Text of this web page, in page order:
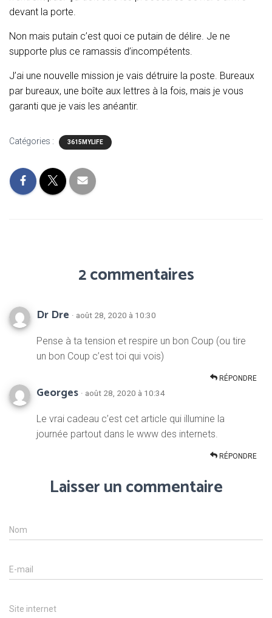
devant la porte.
Non mais putain c’est quoi ce putain de délire. Je ne
supporte plus ce ramassis d’incompétents.
J’ai une nouvelle mission je vais détruire la poste. Bureaux
par bureaux, une boîte aux lettres à la fois, mais je vous
garanti que je vais les anéantir.
Catégories : 3615MYLIFE
2 commentaires
Dr Dre · août 28, 2020 à 10:30
Pense à ta tension et respire un bon Coup (ou tire
un bon Coup c’est toi qui vois)
RÉPONDRE
Georges · août 28, 2020 à 10:34
Le vrai cadeau c’est cet article qui illumine la
journée partout dans le www des internets.
RÉPONDRE
Laisser un commentaire
Nom
E-mail
Site internet